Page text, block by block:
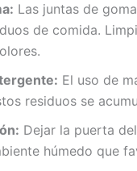
Las juntas de
de comida.
El uso de
residuos se
Dejar la puerta
húmedo que